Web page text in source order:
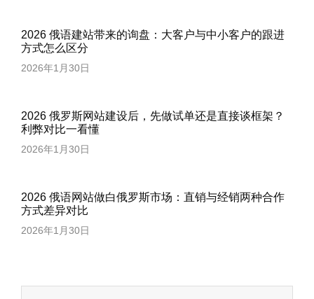
2026 俄语建站带来的询盘：大客户与中小客户的跟进
方式怎么区分
2026年1月30日
2026 俄罗斯网站建设后，先做试单还是直接谈框架？
利弊对比一看懂
2026年1月30日
2026 俄语网站做白俄罗斯市场：直销与经销两种合作
方式差异对比
2026年1月30日